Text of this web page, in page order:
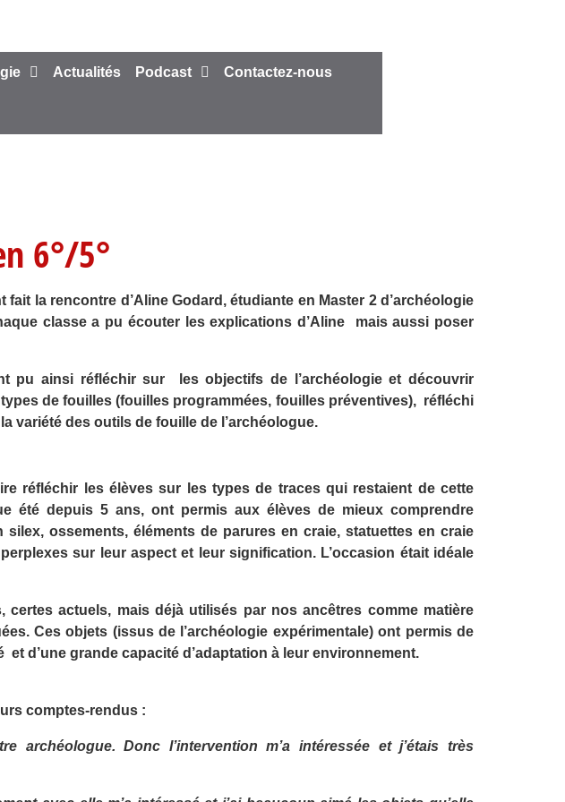
Actualités Podcast Contactez-nous
6°/5°
la rencontre d’Aline Godard, étudiante en Master 2 d’archéologie
classe a pu écouter les explications d’Aline mais aussi poser
pu ainsi réfléchir sur les objectifs de l’archéologie et découvrir
de fouilles (fouilles programmées, fouilles préventives), réfléchi
variété des outils de fouille de l’archéologue.
réfléchir les élèves sur les types de traces qui restaient de cette
depuis 5 ans, ont permis aux élèves de mieux comprendre
ossements, éléments de parures en craie, statuettes en craie
sur leur aspect et leur signification. L’occasion était idéale
actuels, mais déjà utilisés par nos ancêtres comme matière
Ces objets (issus de l’archéologie expérimentale) ont permis de
d’une grande capacité d’adaptation à leur environnement.
comptes-rendus :
archéologue. Donc l’intervention m’a intéressée et j’étais très